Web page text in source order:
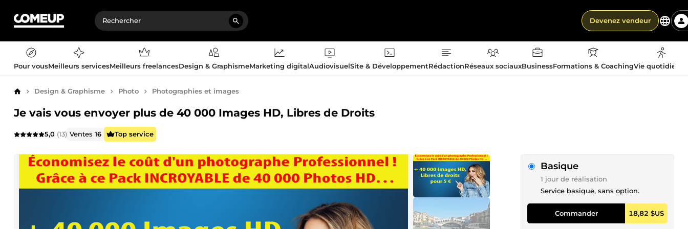
Devenez vendeur
Pour vousMeilleurs servicesMeilleurs freelancesDesign & GraphismeMarketing digitalAudiovisuelSite & DéveloppementRédactionRéseaux sociauxBusinessFormations & CoachingVie
AccueilDesign & Graphisme Photo Photographies et images
Je vais vous envoyer plus de 40 000 Images HD, Libres de Droits
5,0 (13) Ventes16 Top service
Basique
1 jour de réalisation
Service basique, sans option.
Commander 18,82 $US